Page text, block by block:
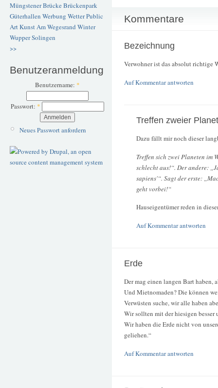
Müngstener BrückeBrückenpark
Güterhallen Werbung WetterPublic
ArtKunstAm Wegesrand Winter
WupperSolingen
>>
Benutzeranmeldung
Benutzername: *
Passwort: *
Neues Passwort anfordern
Kommentare
Bezeichnung
Verwohner ist das absolut richtige
Auf Kommentar antworten
Treffen zweier
Dazu fällt mir noch dieser
Treffen sich zwei Planeten im
schlecht aus!“. Der andere:
sapiens'“. Sagt der erste:
geht vorbei!“
Hauseigentümer reden in
Auf Kommentar antworten
Erde
Der mag einen langen Bart haben,
Und Mietnomaden? Die können
Verwüsten suche, wir alle haben
Wir sollten mit der hiesigen besser
Wir haben die Erde nicht von
geliehen.“
Auf Kommentar antworten